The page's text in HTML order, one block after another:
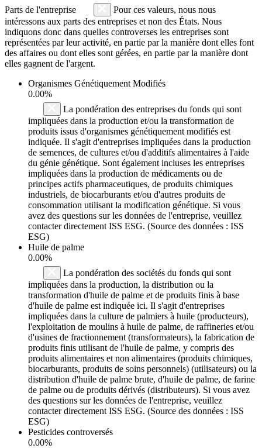
Parts de l'entreprise
Pour ces valeurs, nous nous
intéressons aux parts des entreprises et non des États. Nous
indiquons donc dans quelles controverses les entreprises sont
représentées par leur activité, en partie par la manière dont elles font
des affaires ou dont elles sont gérées, en partie par la manière dont
elles gagnent de l'argent.
Organismes Génétiquement Modifiés
0.00%
La pondération des entreprises du fonds qui sont
impliquées dans la production et/ou la transformation de
produits issus d'organismes génétiquement modifiés est
indiquée. Il s'agit d'entreprises impliquées dans la production
de semences, de cultures et/ou d'additifs alimentaires à l'aide
du génie génétique. Sont également incluses les entreprises
impliquées dans la production de médicaments ou de
principes actifs pharmaceutiques, de produits chimiques
industriels, de biocarburants et/ou d'autres produits de
consommation utilisant la modification génétique. Si vous
avez des questions sur les données de l'entreprise, veuillez
contacter directement ISS ESG. (Source des données : ISS
ESG)
Huile de palme
0.00%
La pondération des sociétés du fonds qui sont
impliquées dans la production, la distribution ou la
transformation d'huile de palme et de produits finis à base
d'huile de palme est indiquée ici. Il s'agit d'entreprises
impliquées dans la culture de palmiers à huile (producteurs),
l'exploitation de moulins à huile de palme, de raffineries et/ou
d'usines de fractionnement (transformateurs), la fabrication de
produits finis utilisant de l'huile de palme, y compris des
produits alimentaires et non alimentaires (produits chimiques,
biocarburants, produits de soins personnels) (utilisateurs) ou la
distribution d'huile de palme brute, d'huile de palme, de farine
de palme ou de produits dérivés (distributeurs). Si vous avez
des questions sur les données de l'entreprise, veuillez
contacter directement ISS ESG. (Source des données : ISS
ESG)
Pesticides controversés
0.00%